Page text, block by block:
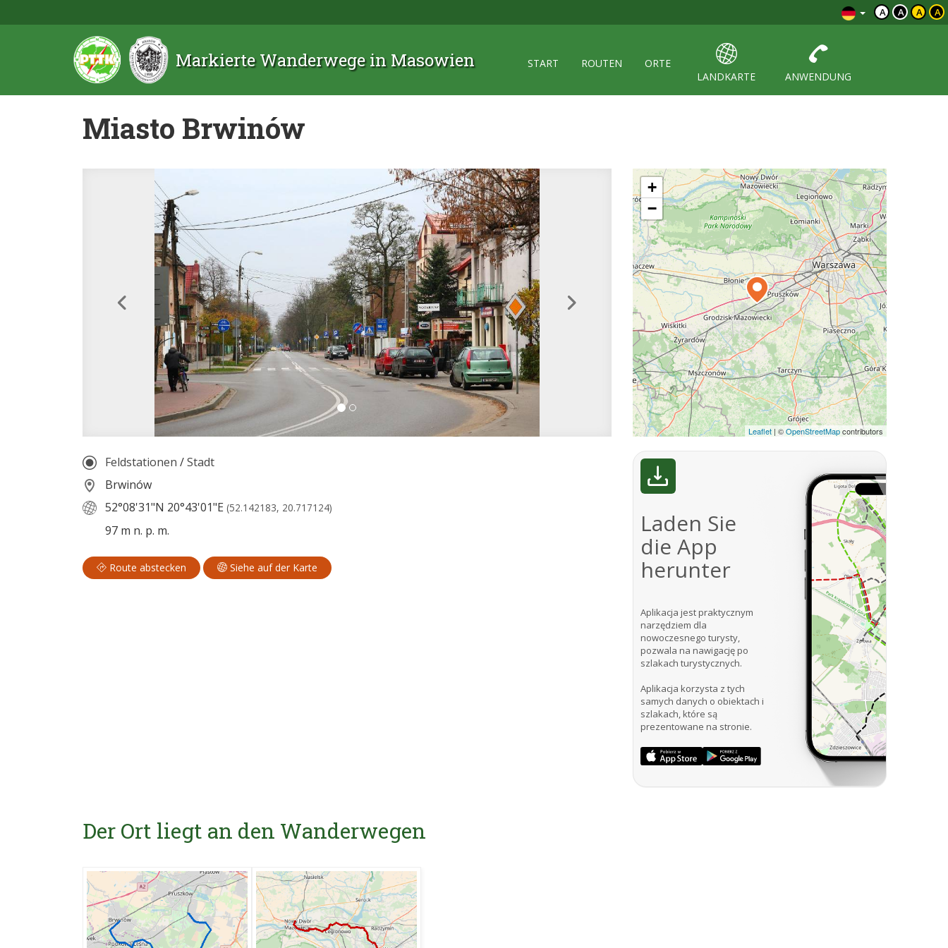
A A A A
Markierte Wanderwege in Masowien START ROUTEN
ORTE
LANDKARTE
ANWENDUNG
Miasto Brwinów
Feldstationen /Stadt
Brwinów
52°08'31"N 20°43'01"E (52.142183, 20.717124)
97 m n. p. m.
Route abstecken Siehe auf der Karte
+
−
Leaflet | ©OpenStreetMapcontributors
Laden Sie
die App
herunter
Aplikacja jest praktycznym
narzędziem dla
nowoczesnego turysty,
pozwala na nawigację po
szlakach turystycznych.
Aplikacja korzysta z tych
samych danych o obiektach i
szlakach, które są
prezentowane na stronie.
Der Ort liegt an den Wanderwegen